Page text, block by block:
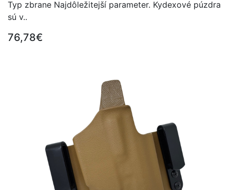
Typ zbrane Najdôležitejší parameter. Kydexové púzdra
sú v..
76,78€